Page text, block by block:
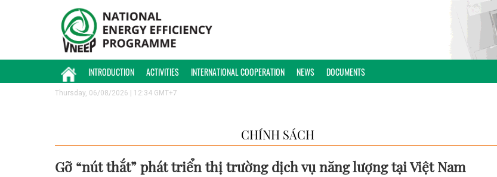
INTRODUCTION ACTIVITIES INTERNATIONAL COOPERATION NEWS DOCUMENTS
Thursday, 06/08/2026 | 12:34 GMT+7
CHÍNH SÁCH
Gỡ “nút thắt” phát triển thị trường dịch vụ năng lượng tại Việt Nam